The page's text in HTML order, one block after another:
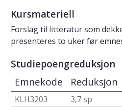
Kursmateriell
Forslag til litteratur som
presenteres to uker før
Studiepoengreduksjon
Emnekode Reduksjon
KLH3203 3,7 sp